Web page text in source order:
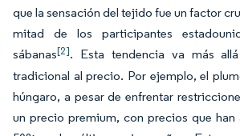
que la sensación del tejido fue un factor
mitad de los participantes
sábanas[2]. Esta tendencia va más
tradicional al precio. Por ejemplo, el
húngaro, a pesar de enfrentar
un precio premium, con precios que han